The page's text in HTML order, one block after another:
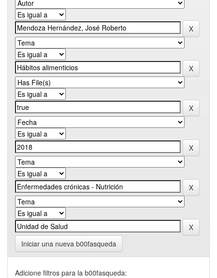
Iniciar una nueva b00fasqueda
Adicione filtros para la b00fasqueda: